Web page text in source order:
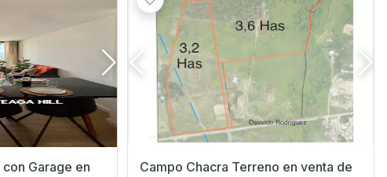
Campo Chacra Terreno en venta de